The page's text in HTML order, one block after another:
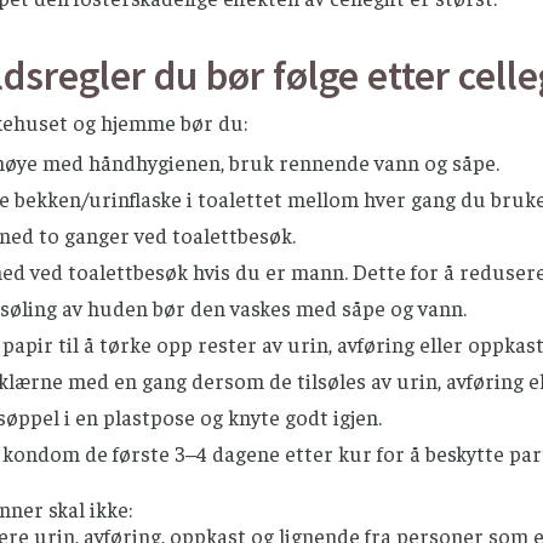
du bør følge etter
og hjemme bør du:
med håndhygienen, bruk rennende vann og såpe.
bekken/urinflaske i toalettet mellom hver gang du
to ganger ved toalettbesøk.
ved toalettbesøk hvis du er mann. Dette for å
av huden bør den vaskes med såpe og vann.
til å tørke opp rester av urin, avføring eller
med en gang dersom de tilsøles av urin, avføring
i en plastpose og knyte godt igjen.
de første 3–4 dagene etter kur for å beskytte
skal ikke:
urin, avføring, oppkast og lignende fra personer